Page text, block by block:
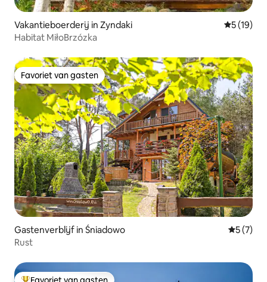
Vakantieboerderij in Zyndaki
5 (19)
Habitat MiłoBrzózka
Favoriet van gasten
Favoriet van gasten
Gastenverblijf in Śniadowo
5 (7)
Rust